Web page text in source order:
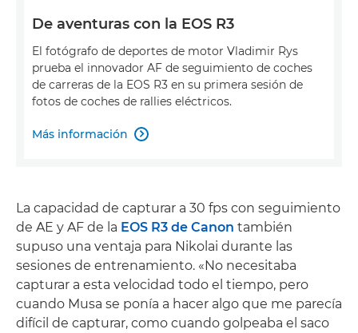
De aventuras con la EOS R3
El fotógrafo de deportes de motor Vladimir Rys
prueba el innovador AF de seguimiento de coches
de carreras de la EOS R3 en su primera sesión de
fotos de coches de rallies eléctricos.
Más información 
La capacidad de capturar a 30 fps con seguimiento
de AE y AF de la EOS R3 de Canon también
supuso una ventaja para Nikolai durante las
sesiones de entrenamiento. «No necesitaba
capturar a esta velocidad todo el tiempo, pero
cuando Musa se ponía a hacer algo que me parecía
difícil de capturar, como cuando golpeaba el saco